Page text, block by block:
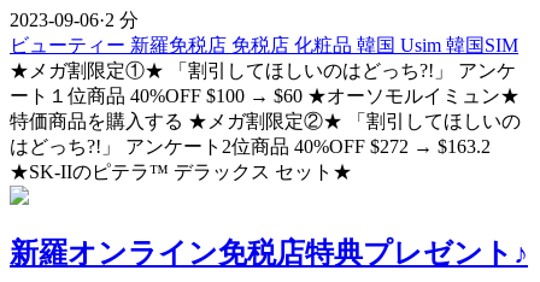
2023-09-06·2 分
ビューティー 新羅免税店 免税店 化粧品 韓国 Usim 韓国SIM
★メガ割限定①★ 「割引してほしいのはどっち?!」 アンケ
ート１位商品 40%OFF $100 → $60 ★オーソモルイミュン★
特価商品を購入する ★メガ割限定②★ 「割引してほしいの
はどっち?!」 アンケート2位商品 40%OFF $272 → $163.2
★SK-IIのピテラ™ デラックス セット★
新羅オンライン免税店特典プレゼント♪